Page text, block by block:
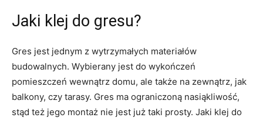
Jaki klej do gresu?
Gres jest jednym z wytrzymałych materiałów
budowalnych. Wybierany jest do wykończeń
pomieszczeń wewnątrz domu, ale także na zewnątrz, jak
balkony, czy tarasy. Gres ma ograniczoną nasiąkliwość,
stąd też jego montaż nie jest już taki prosty. Jaki klej do